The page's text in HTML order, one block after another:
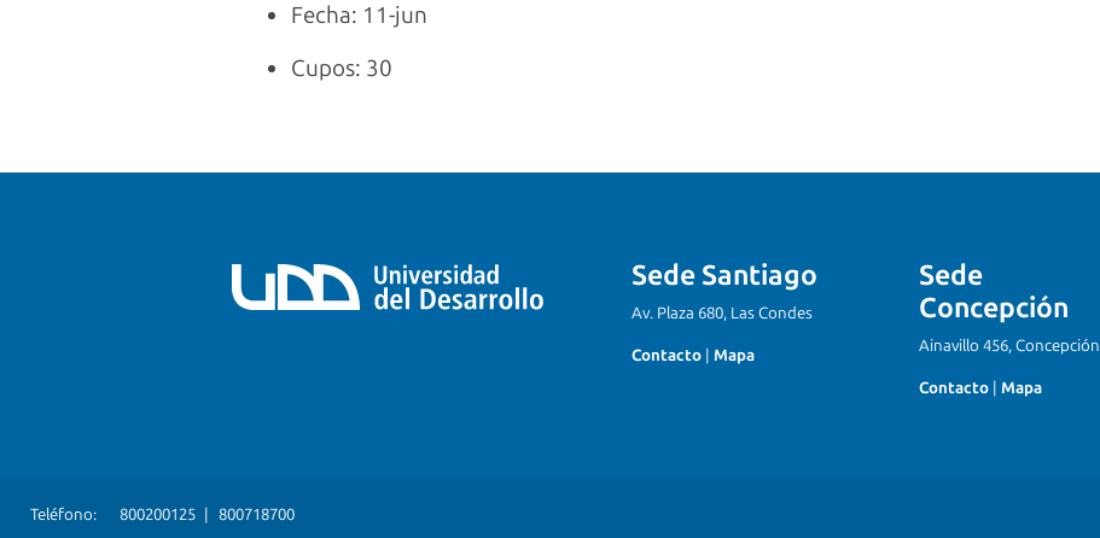
Fecha: 11-jun
Cupos: 30
Sede Santiago
Av. Plaza 680, Las Condes
Contacto Mapa
Sede
Concepción
Ainavillo 456, Concepción
Contacto Mapa
Teléfono: 800200125 800718700